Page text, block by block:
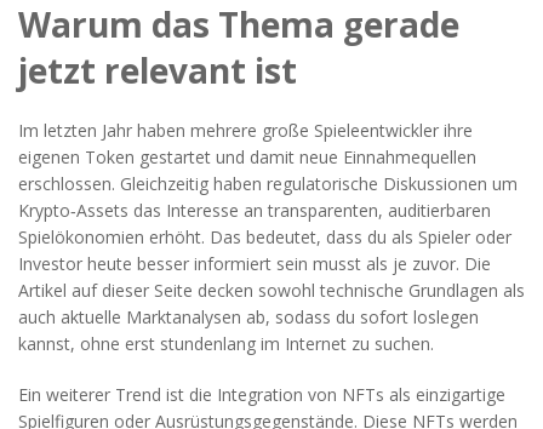
Warum das Thema gerade
jetzt relevant ist
Im letzten Jahr haben mehrere große Spieleentwickler ihre
eigenen Token gestartet und damit neue Einnahmequellen
erschlossen. Gleichzeitig haben regulatorische Diskussionen um
Krypto‑Assets das Interesse an transparenten, auditierbaren
Spielökonomien erhöht. Das bedeutet, dass du als Spieler oder
Investor heute besser informiert sein musst als je zuvor. Die
Artikel auf dieser Seite decken sowohl technische Grundlagen als
auch aktuelle Marktanalysen ab, sodass du sofort loslegen
kannst, ohne erst stundenlang im Internet zu suchen.
Ein weiterer Trend ist die Integration von NFTs als einzigartige
Spielfiguren oder Ausrüstungsgegenstände. Diese NFTs werden